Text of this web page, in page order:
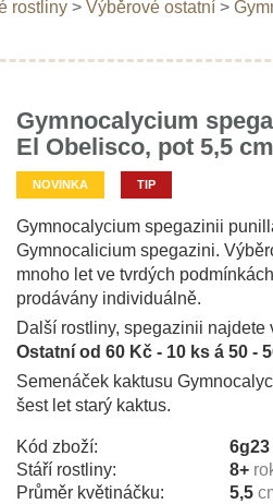
rostliny> Výběrové ostatní>
Gymnocalycium
El Obelisco, pot 5,5 cm
NOVINKA TIP
Gymnocalycium spegazinii
Gymnocalicium spegazini.
mnoho let ve tvrdých
prodávány individuálně.
Další rostliny, spegazinii najdete
Ostatní od 60 Kč - 10 ks á 50 -
Semenáček kaktusu
šest let starý kaktus.
Kód zboží:
6g23
Stáří rostliny:
8+
Průměr květináčku:
5,5